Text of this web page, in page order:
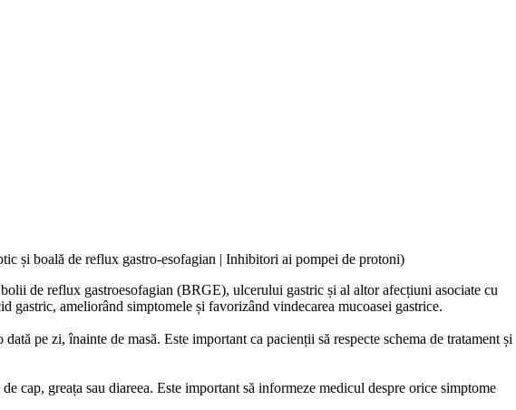
și boală de reflux gastro-esofagian | Inhibitori ai pompei de protoni)
de reflux gastroesofagian (BRGE), ulcerului gastric și al altor afecțiuni asociate cu
gastric, ameliorând simptomele și favorizând vindecarea mucoasei gastrice.
pe zi, înainte de masă. Este important ca pacienții să respecte schema de tratament și
cap, greața sau diareea. Este important să informeze medicul despre orice simptome